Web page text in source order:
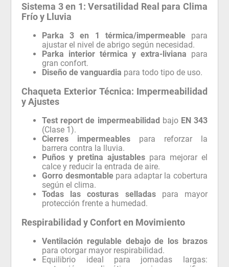
Sistema 3 en 1: Versatilidad Real para Clima
Frío y Lluvia
Parka 3 en 1 térmica/impermeablepara
ajustar el nivel de abrigo según necesidad.
Parka interior térmica y extra-liviana para
gran confort.
Diseño de vanguardia para todo tipo de uso.
Chaqueta Exterior Técnica: Impermeabilidad
y Ajustes
Test report de impermeabilidad bajo EN 343
(Clase 1).
Cierres impermeables para reforzar la
barrera contra la lluvia.
Puños y pretina ajustables para mejorar el
calce y reducir la entrada de aire.
Gorro desmontablepara adaptar la cobertura
según el clima.
Todas las costuras selladaspara mayor
protección frente a humedad.
Respirabilidad y Confort en Movimiento
Ventilación regulable debajo de los brazos
para otorgar mayor respirabilidad.
Equilibrio ideal para jornadas largas: